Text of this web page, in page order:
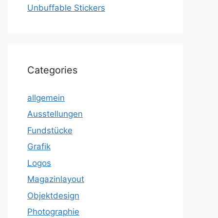
Unbuffable Stickers
Categories
allgemein
Ausstellungen
Fundstücke
Grafik
Logos
Magazinlayout
Objektdesign
Photographie